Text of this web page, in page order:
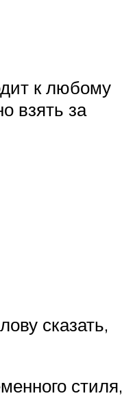
к любому
взять за
сказать,
стиля,